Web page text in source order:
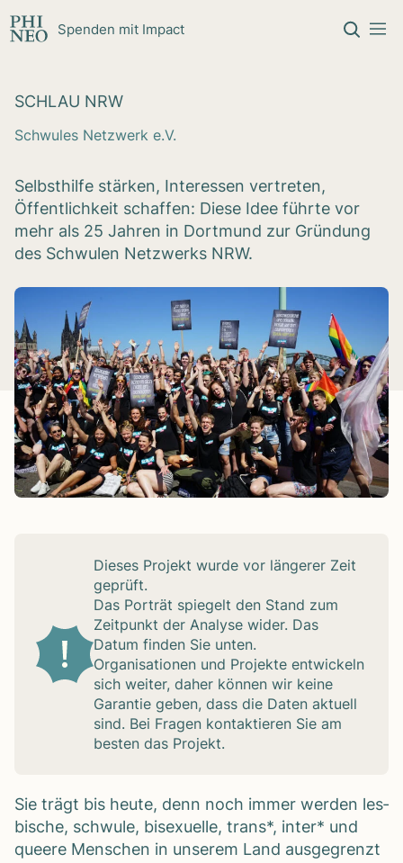
Spenden mit Impact
SCHLAU NRW
Schwules Netzwerk e.V.
Selbsthilfe stärken, Interessen vertreten,
Öffentlichkeit schaffen: Diese Idee führte vor
mehr als 25 Jahren in Dortmund zur Gründung
des Schwulen Netzwerks NRW.
Die­ses Pro­jekt wurde vor län­ge­rer Zeit
geprüft.
Das Por­trät spie­gelt den Stand zum
Zeit­punkt der Ana­lyse wider. Das
Datum fin­den Sie unten.
Orga­ni­sa­tio­nen und Pro­jekte ent­wi­ckeln
sich wei­ter, daher kön­nen wir keine
Garan­tie geben, dass die Daten aktu­ell
sind. Bei Fra­gen kon­tak­tie­ren Sie am
bes­ten das Pro­jekt.
Sie trägt bis heute, denn noch immer wer­den les­
bi­sche, schwule, bise­xu­elle, trans*, inter* und
que­ere Men­schen in unse­rem Land aus­ge­grenzt